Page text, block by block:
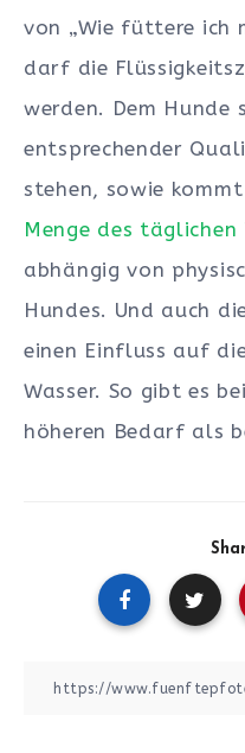
von „Wie füttere ich
darf die
werden. Dem Hunde
entsprechender
stehen, sowie
Menge des
abhängig von
Hundes. Und auch
einen Einfluss auf
Wasser. So gibt es
höheren Bedarf als